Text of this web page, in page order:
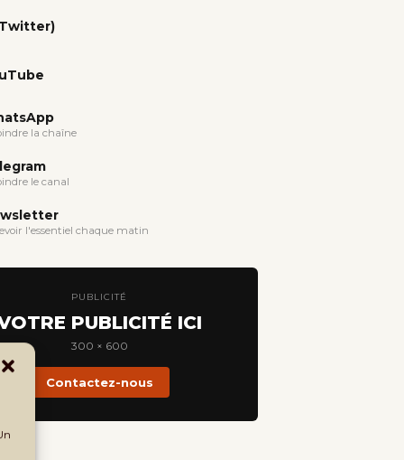
la chaîne
le canal
l'essentiel chaque matin
PUBLICITÉ
PUBLICITÉ ICI
300 × 600
Contactez-nous